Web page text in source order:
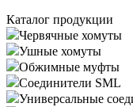
Каталог продукции
Червячные хомуты
Ушные хомуты
Обжимные муфты
Соединители SML
Универсальные